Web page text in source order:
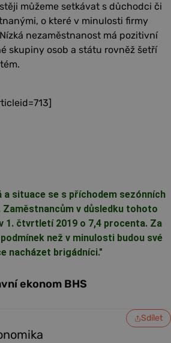
můžeme setkávat s důchodci či
o které v minulosti firmy
nezaměstnanost má pozitivní
skupiny osob a státu rovněž šetří
a situace se s příchodem sezónních
v důsledku tohoto
1. čtvrtletí 2019 o 7,4 procenta. Za
než v minulosti budou své
nacházet brigádníci."
ekonom BHS
Sdílet